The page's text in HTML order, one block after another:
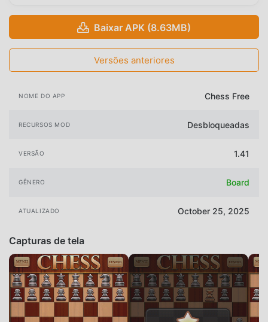
Baixar APK (8.63MB)
Versões anteriores
NOME DO APP Chess Free
RECURSOS MOD Desbloqueadas
VERSÃO 1.41
GÊNERO Board
ATUALIZADO October 25, 2025
Capturas de tela